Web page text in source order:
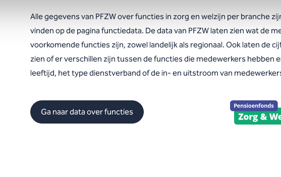
Alle gegevens van PFZW over functies in zorg en welzijn per branche
vinden op de pagina functiedata. De data van PFZW laten zien wat de
voorkomende functies zijn, zowel landelijk als regionaal. Ook laten de
zien of er verschillen zijn tussen de functies die medewerkers hebben
leeftijd, het type dienstverband of de in- en uitstroom van
Ga naar data over functies